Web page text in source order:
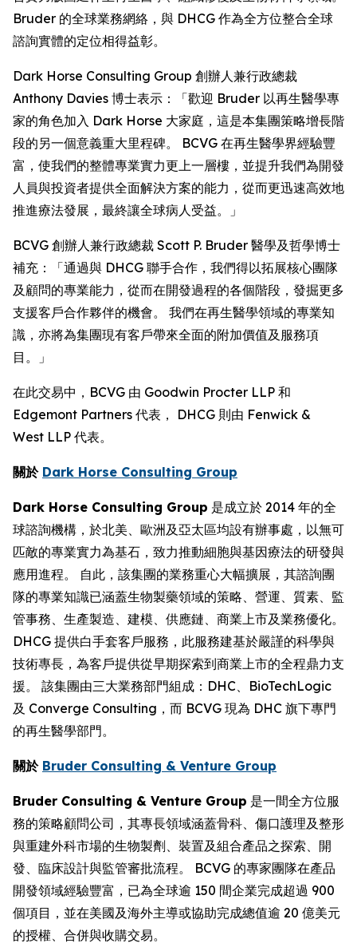
Bruder 的全球業務網絡，與 DHCG 作為全方位整合全球
諮詢實體的定位相得益彰。
Dark Horse Consulting Group 創辦人兼行政總裁
Anthony Davies 博士表示：「歡迎 Bruder 以再生醫學專
家的角色加入 Dark Horse 大家庭，這是本集團策略增長階
段的另一個意義重大里程碑。 BCVG 在再生醫學界經驗豐
富，使我們的整體專業實力更上一層樓，並提升我們為開發
人員與投資者提供全面解決方案的能力，從而更迅速高效地
推進療法發展，最終讓全球病人受益。」
BCVG 創辦人兼行政總裁 Scott P. Bruder 醫學及哲學博士
補充：「通過與 DHCG 聯手合作，我們得以拓展核心團隊
及顧問的專業能力，從而在開發過程的各個階段，發掘更多
支援客戶合作夥伴的機會。 我們在再生醫學領域的專業知
識，亦將為集團現有客戶帶來全面的附加價值及服務項
目。」
在此交易中，BCVG 由 Goodwin Procter LLP 和
Edgemont Partners 代表， DHCG 則由 Fenwick &
West LLP 代表。
關於 Dark Horse Consulting Group
Dark Horse Consulting Group 是成立於 2014 年的全
球諮詢機構，於北美、歐洲及亞太區均設有辦事處，以無可
匹敵的專業實力為基石，致力推動細胞與基因療法的研發與
應用進程。 自此，該集團的業務重心大幅擴展，其諮詢團
隊的專業知識已涵蓋生物製藥領域的策略、營運、質素、監
管事務、生產製造、建模、供應鏈、商業上市及業務優化。
DHCG 提供白手套客戶服務，此服務建基於嚴謹的科學與
技術專長，為客戶提供從早期探索到商業上市的全程鼎力支
援。 該集團由三大業務部門組成：DHC、BioTechLogic
及 Converge Consulting，而 BCVG 現為 DHC 旗下專門
的再生醫學部門。
關於 Bruder Consulting & Venture Group
Bruder Consulting & Venture Group 是一間全方位服
務的策略顧問公司，其專長領域涵蓋骨科、傷口護理及整形
與重建外科市場的生物製劑、裝置及組合產品之探索、開
發、臨床設計與監管審批流程。 BCVG 的專家團隊在產品
開發領域經驗豐富，已為全球逾 150 間企業完成超過 900
個項目，並在美國及海外主導或協助完成總值逾 20 億美元
的授權、合併與收購交易。